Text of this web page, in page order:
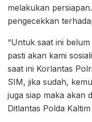
melakukan
pengecekkan
“Untuk saat ini
pasti akan kami
saat ini Korlantas
SIM, jika sudah,
juga siap maka akan
Ditlantas Polda